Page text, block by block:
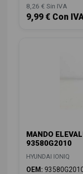
8,26 € Sin IVA
9,99 € Con
MANDO
93580G2010
HYUNDAI IONIQ
OEM: